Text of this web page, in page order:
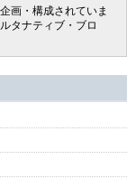
画・構成されていま
タナティブ・ブロ